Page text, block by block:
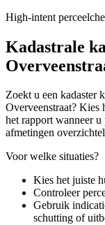
High-intent
Kadastrale
Zoekt u een kadaster
Overveenstraat? Kies
het rapport wanneer
afmetingen
Voor welke situaties?
Kies het juiste
Controleer
Gebruik
schutting of